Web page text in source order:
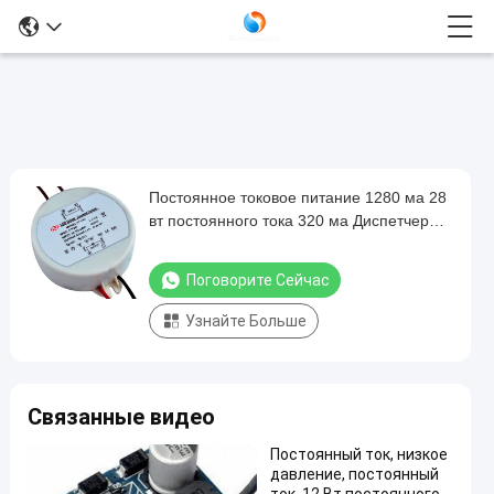
Постоянное
токовое
питание
1280
постоянного
Постоянное токовое питание 1280 ма 28
вт постоянного тока 320 ма Диспетчер
Поговорите Сейчас
Узнайте Больше
Связанные видео
Постоянный ток, низкое
давление, постоянный